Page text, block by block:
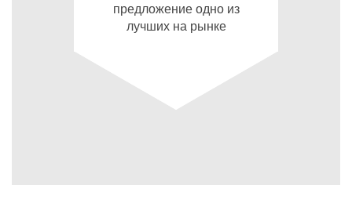
предложение одно из
лучших на рынке